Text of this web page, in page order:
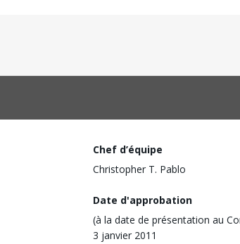
Chef d’équipe
Christopher T. Pablo
Date d'approbation
(à la date de présentation au
3 janvier 2011